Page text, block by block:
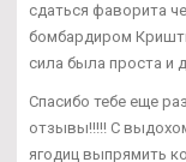
сдаться фаворита
бомбардиром
сила была проста и
Спасибо тебе еще
отзывы!!!!! С
ягодиц выпрямить